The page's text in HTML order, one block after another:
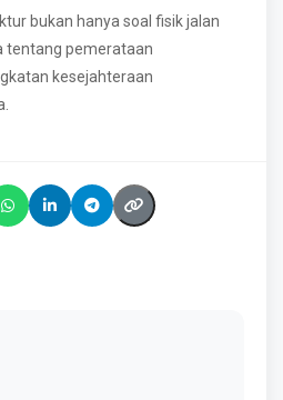
bukan hanya soal fisik jalan
tentang pemerataan
kesejahteraan